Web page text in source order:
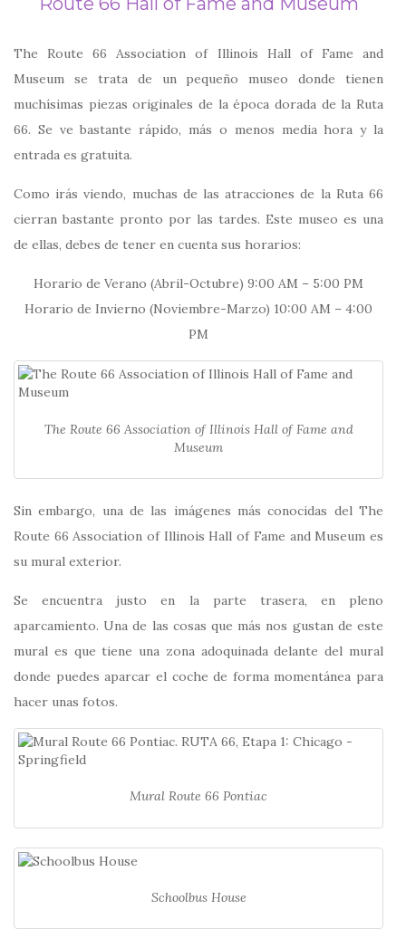
The Route 66 Association of Illinois Hall of Fame and
Museum se trata de un pequeño museo donde tienen
muchísimas piezas originales de la época dorada de la Ruta
66. Se ve bastante rápido, más o menos media hora y la
entrada es gratuita.
Como irás viendo, muchas de las atracciones de la Ruta 66
cierran bastante pronto por las tardes. Este museo es una
de ellas, debes de tener en cuenta sus horarios:
Horario de Verano (Abril-Octubre) 9:00 AM – 5:00 PM
Horario de Invierno (Noviembre-Marzo) 10:00 AM – 4:00
PM
The Route 66 Association of Illinois Hall of Fame and
Museum
Sin embargo, una de las imágenes más conocidas del The
Route 66 Association of Illinois Hall of Fame and Museum es
su mural exterior.
Se encuentra justo en la parte trasera, en pleno
aparcamiento. Una de las cosas que más nos gustan de este
mural es que tiene una zona adoquinada delante del mural
donde puedes aparcar el coche de forma momentánea para
hacer unas fotos.
Mural Route 66 Pontiac
Schoolbus House